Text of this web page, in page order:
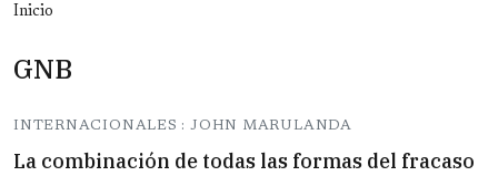
Inicio
GNB
INTERNACIONALES : JOHN MARULANDA
La combinación de todas las formas del fracaso